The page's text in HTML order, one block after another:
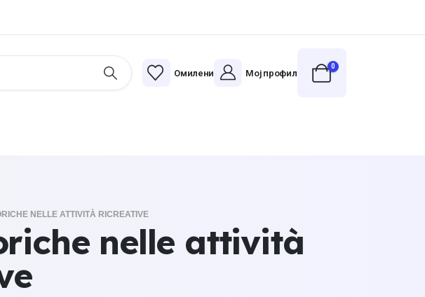
Омилени Мој профил
0
NELLE ATTIVITÀ RICREATIVE
nelle attività